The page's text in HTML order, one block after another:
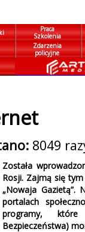
Praca
Szkolenia
Zdarzenia
policyjne
8049
Została
Rosji. Zajmą się
„Nowaja Gazietą”.
portalach
programy,
Bezpieczeństwa)